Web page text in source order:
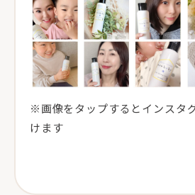
※画像をタップするとインスタ
けます